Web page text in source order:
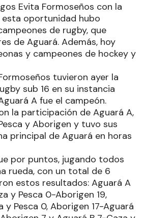
Evita Formoseños con la
oportunidad hubo
de rugby, que
de Aguará. Además, hoy
y campeones de hockey y
tuvieron ayer la
sub 16 en su instancia
A fue el campeón.
la participación de Aguará A,
y Aborigen y tuvo sus
principal de Aguará en horas
por puntos, jugando todos
rueda, con un total de 6
estos resultados: Aguará A
y Pesca 0-Aborigen 19,
Pesca 0, Aborigen 17-Aguará